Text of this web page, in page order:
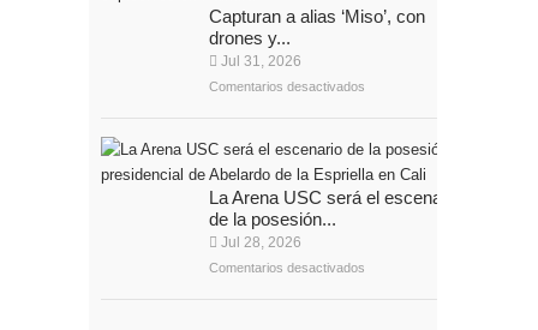
Capturan a alias ‘Miso’, con
drones y...
Jul 31, 2026
Comentarios desactivados
La Arena USC será el escenario
de la posesión...
Jul 28, 2026
Comentarios desactivados